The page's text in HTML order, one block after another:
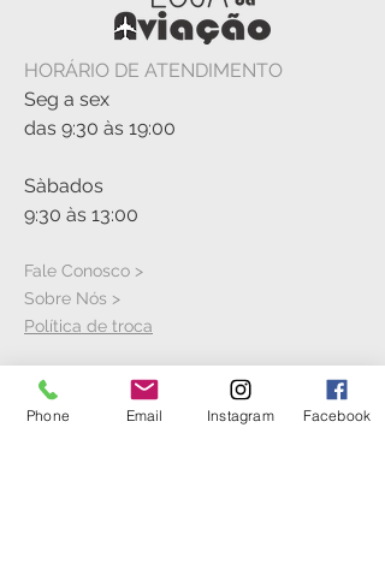
HORÁRIO DE ATENDIMENTO
Seg a sex
das 9:30 às 19:00
Sàbados
9:30 às 13:00
Fale Conosco >
Sobre Nós >
Política de troca
VISITE A LOJA
Phone Email Instagram Facebook